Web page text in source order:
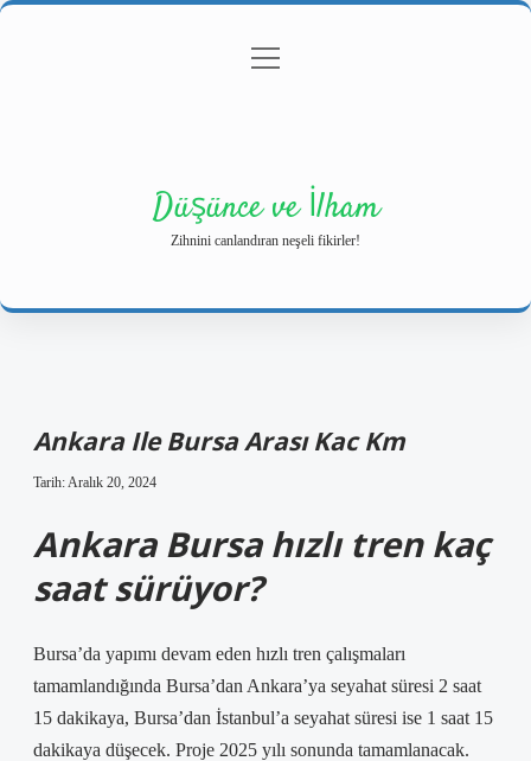
Gizlilik Politikası
menüyü
Düşünce ve İlham
Zihnini canlandıran neşeli fikirler!
Ankara Ile Bursa Arası Kac Km
Tarih: Aralık 20, 2024
Ankara Bursa hızlı tren kaç
saat sürüyor?
Bursa’da yapımı devam eden hızlı tren çalışmaları
tamamlandığında Bursa’dan Ankara’ya seyahat süresi 2 saat
15 dakikaya, Bursa’dan İstanbul’a seyahat süresi ise 1 saat 15
dakikaya düşecek. Proje 2025 yılı sonunda tamamlanacak.